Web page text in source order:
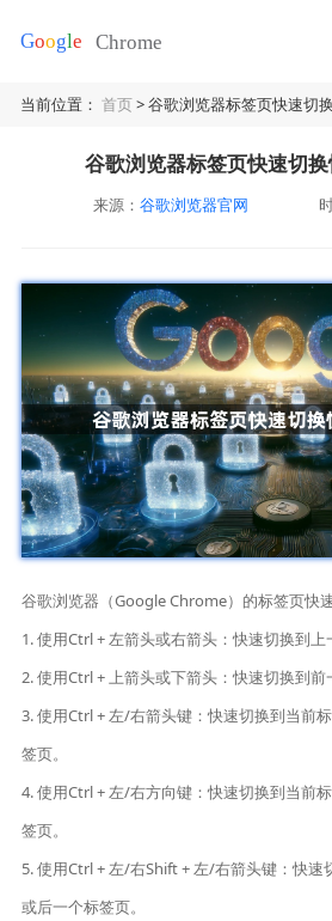
当前位置：首页> 谷歌浏览器标签页快速切
谷歌浏览器标签页快速切
来源： 谷歌浏览器官网
谷歌浏览器（Google Chrome）的标签页快
1. 使用Ctrl + 左箭头或右箭头：快速切换到上
2. 使用Ctrl + 上箭头或下箭头：快速切换到前
3. 使用Ctrl + 左/右箭头键：快速切换到当前
签页。
4. 使用Ctrl + 左/右方向键：快速切换到当前
签页。
5. 使用Ctrl + 左/右Shift + 左/右箭头键：快速
或后一个标签页。